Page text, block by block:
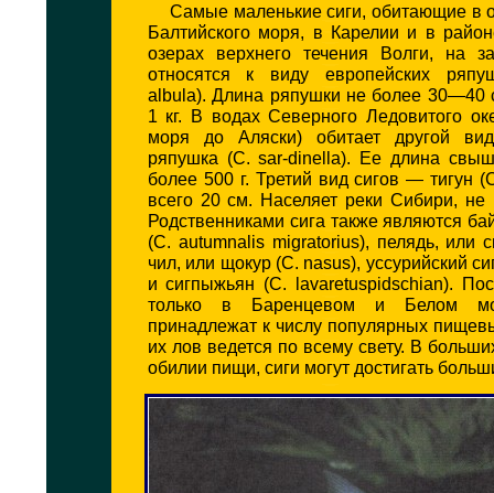
Самые маленькие сиги, обитающие в
Балтийского моря, в Карелии и в
озерах верхнего течения Волги, на
относятся к виду европейских
albula). Длина ряпушки не более 30—40
1 кг. В водах Северного Ледовитого
моря до Аляски) обитает другой
ряпушка (С. sar-dinella). Ее длина
более 500 г. Третий вид сигов — тигун
всего 20 см. Населяет реки Сибири,
Родственниками сига также являются
(С. autumnalis migratorius), пелядь, или
чил, или щокур (С. nasus), уссурийский
и сигпыжьян (С. lavaretuspidschian).
только в Баренцевом и Белом
принадлежат к числу популярных
их лов ведется по всему свету. В
обилии пищи, сиги могут достигать